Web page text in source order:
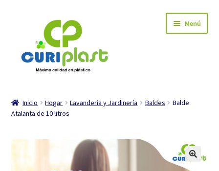
navegación
contenido
Menú
Carrito de compra
Mi cuenta
Tienda
Inicio Hogar Lavandería y Jardinería Baldes
Balde
Atalanta de 10 litros